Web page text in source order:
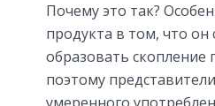
Почему это так?
продукта в том, что он
образовать скопление
поэтому